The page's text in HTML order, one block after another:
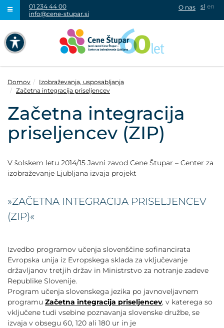
NAVIGACIJA PREKO TIPKOVNICE
VISOK KONTRAST
SIVINE
POMANJŠAJ PISAVO
OZNAČI NASLOVE
OZNAČI POVEZAVE
01 234 44 00
info@cene-stupar.si
sl en
O nas
Domov
Izobraževanja, usposabljanja
Začetna integracija priseljencev
Začetna integracija
priseljencev (ZIP)
V šolskem letu 2014/15 Javni zavod Cene Štupar – Center za
izobraževanje Ljubljana izvaja projekt
»ZAČETNA INTEGRACIJA PRISELJENCEV
(ZIP)«
Izvedbo programov učenja slovenščine sofinancirata
Evropska unija iz Evropskega sklada za vključevanje
državljanov tretjih držav in Ministrstvo za notranje zadeve
Republike Slovenije.
Program učenja slovenskega jezika po javnoveljavnem
programu Začetna integracija priseljencev, v katerega so
vključene tudi vsebine poznavanja slovenske družbe, se
izvaja v obsegu 60, 120 ali 180 ur in je